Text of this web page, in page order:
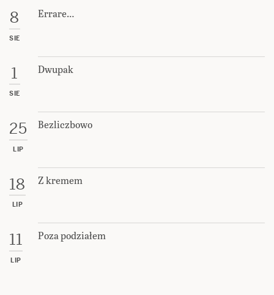
8
SIE
Errare…
1
SIE
Dwupak
25
LIP
Bezliczbowo
18
LIP
Z kremem
11
LIP
Poza podziałem